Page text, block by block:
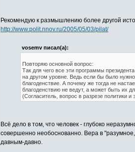
Рекомендую к размышлению более другой
http://www.polit.nnov.ru/2005/05/03/pilat/
vosemv писал(а):
Повторяю основной вопрос:
Так для чего все эти программы
на другом уровне. Ведь если бы было
благоденствие. А почему же тогда не
благоденствию не ведут, а может быть их
(Согласитель, вопрос в разрезе политики
Всё дело в том, что человек - глубоко
совершенно необоснованно. Вера в
давным-давно.